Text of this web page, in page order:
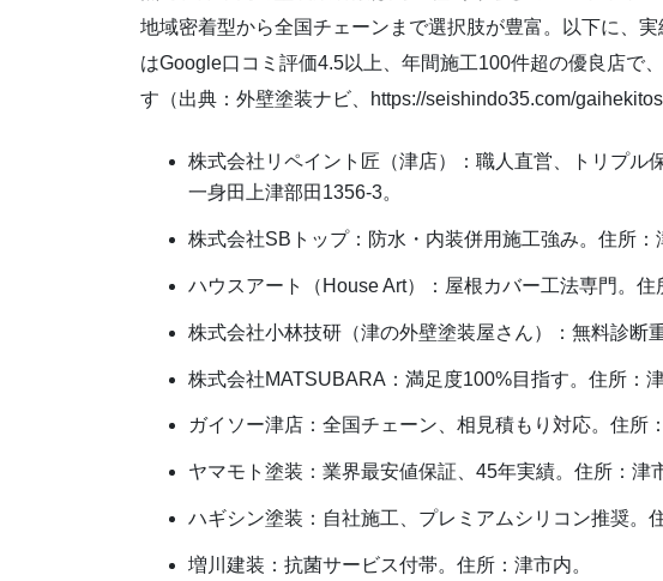
地域密着型から全国チェーンまで選択肢が豊富。以下に、
はGoogle口コミ評価4.5以上、年間施工100件超の優良店で
す（出典：外壁塗装ナビ、https://seishindo35.com/
株式会社リペイント匠（津店）：職人直営、トリプル
一身田上津部田1356-3。
株式会社SBトップ：防水・内装併用施工強み。住所：
ハウスアート（House Art）：屋根カバー工法専門。住
株式会社小林技研（津の外壁塗装屋さん）：無料診断
株式会社MATSUBARA：満足度100%目指す。住所：津
ガイソー津店：全国チェーン、相見積もり対応。住所
ヤマモト塗装：業界最安値保証、45年実績。住所：津
ハギシン塗装：自社施工、プレミアムシリコン推奨。
増川建装：抗菌サービス付帯。住所：津市内。